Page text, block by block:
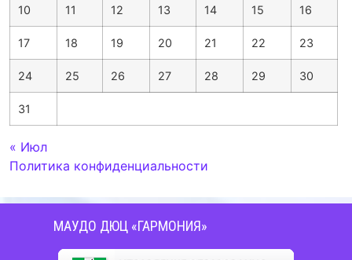
10 11 12 13 14 15 16
17 18 19 20 21 22 23
24 25 26 27 28 29 30
31
« Июл
Политика конфиденциальности
МАУДО ДЮЦ «ГАРМОНИЯ»